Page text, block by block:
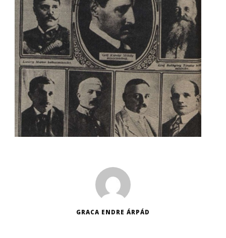
GRACA ENDRE ÁRPÁD